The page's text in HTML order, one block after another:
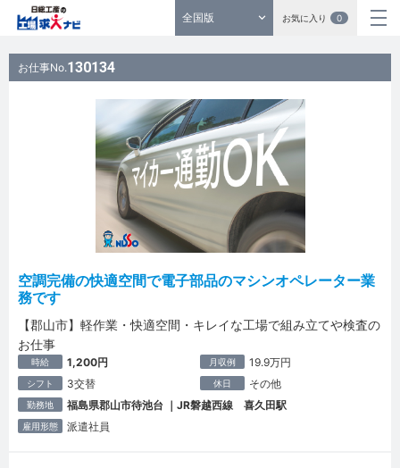
全国版 お気に入り 0
お仕事No.130134
空調完備の快適空間で電子部品のマシンオペレーター業
務です
【郡山市】軽作業・快適空間・キレイな工場で組み立てや検査の
お仕事
時給 1,200円 月収例 19.9万円
シフト 3交替 休日 その他
勤務地 福島県郡山市待池台 ｜JR磐越西線 喜久田駅
雇用形態 派遣社員